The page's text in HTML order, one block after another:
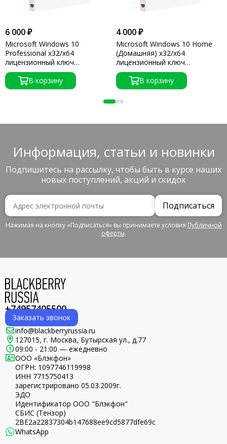
6 000 ₽
Microsoft Windows 10
Professional x32/x64
лицензионный ключ
активации
В корзину
4 000 ₽
Microsoft Windows 10 Home
(Домашняя) x32/x64
лицензионный ключ
активации
В корзину
Информация, статьи и новинки
Подпишитесь на рассылку, чтобы быть в курсе наших
новых поступлений, акций и скидок
Подписаться
Нажимая на кнопку «Подписаться» вы принимаете условия Публичной
оферты.
+74957405500
Заказать звонок
info@blackberryrussia.ru
127015, г. Москва, Бутырская ул., д.77
09:00 - 21:00 — ежедневно
ООО «Блэкфон»
ОГРН: 1097746119998
ИНН 7715750413
зарегистрировано 05.03.2009г.
ЭДО
Идентификатор ООО "Блэкфон"
СБИС (Тензор)
2BE2a22837304b147688ee9cd5877dfe69c
WhatsApp